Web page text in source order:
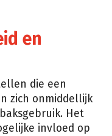
en
die een
zich onmiddellijk
Het
invloed op